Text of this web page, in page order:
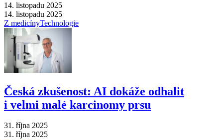
14. listopadu 2025
14. listopadu 2025
Z medicínyTechnologie
Česká zkušenost: AI dokáže odhalit
i velmi malé karcinomy prsu
31. října 2025
31. října 2025